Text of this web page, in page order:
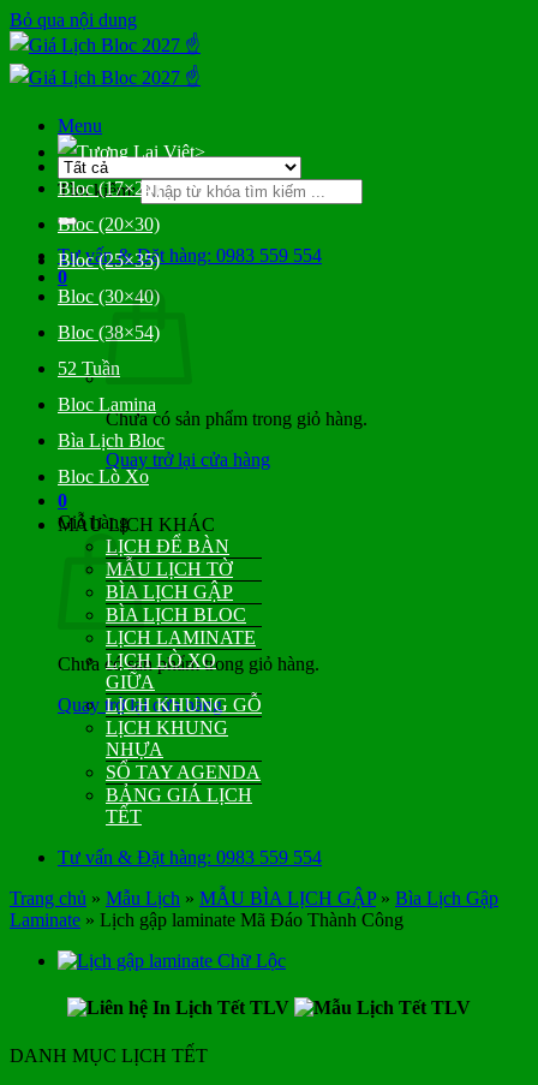
Bỏ qua nội dung
Menu
Tìm kiếm:
Tư vấn & Đặt hàng: 0983 559 554
0
Chưa có sản phẩm trong giỏ hàng.
Quay trở lại cửa hàng
0
Giỏ hàng
Chưa có sản phẩm trong giỏ hàng.
Quay trở lại cửa hàng
>
Bloc (17×24)
Bloc (20×30)
Bloc (25×35)
Bloc (30×40)
Bloc (38×54)
52 Tuần
Bloc Lamina
Bìa Lịch Bloc
Bloc Lò Xo
MẪU LỊCH KHÁC
LỊCH ĐỂ BÀN
MẪU LỊCH TỜ
BÌA LỊCH GẬP
BÌA LỊCH BLOC
LỊCH LAMINATE
LỊCH LÒ XO
GIỮA
LỊCH KHUNG GỖ
LỊCH KHUNG
NHỰA
SỔ TAY AGENDA
BẢNG GIÁ LỊCH
TẾT
Tư vấn & Đặt hàng: 0983 559 554
Trang chủ » Mẫu Lịch » MẪU BÌA LỊCH GẬP » Bìa Lịch Gập
Laminate » Lịch gập laminate Mã Đáo Thành Công
DANH MỤC LỊCH TẾT